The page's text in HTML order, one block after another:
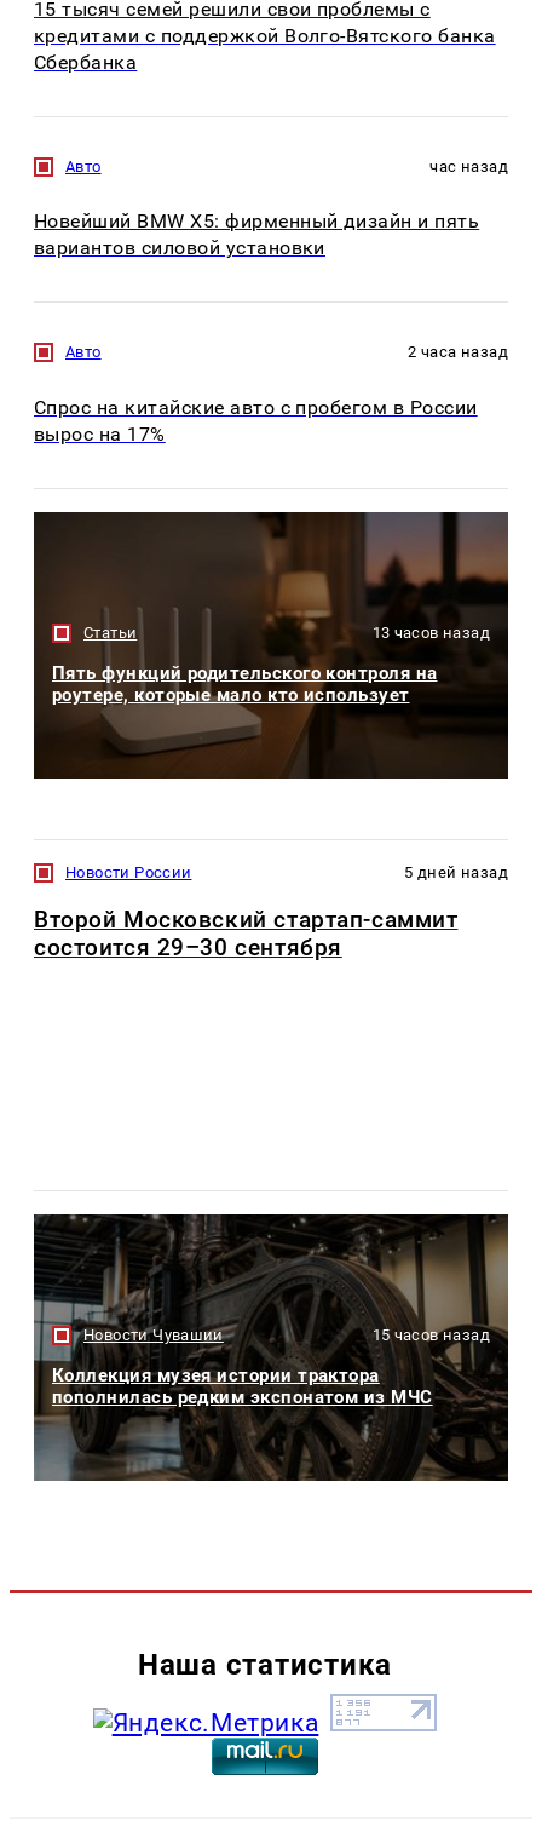
15 тысяч семей решили свои проблемы с
кредитами с поддержкой Волго-Вятского банка
Сбербанка
Авто час назад
Новейший BMW X5: фирменный дизайн и пять
вариантов силовой установки
Авто 2 часа назад
Спрос на китайские авто с пробегом в России
вырос на 17%
Статьи 13 часов назад
Пять функций родительского контроля на
роутере, которые мало кто использует
Новости России 5 дней назад
Второй Московский стартап-саммит
состоится 29–30 сентября
Новости Чувашии 15 часов назад
Коллекция музея истории трактора
пополнилась редким экспонатом из МЧС
Наша статистика